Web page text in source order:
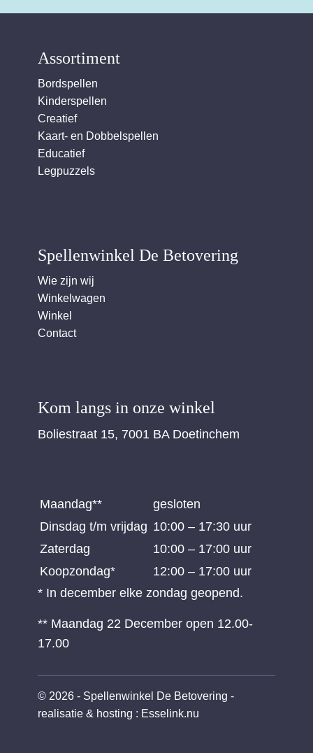
Assortiment
Bordspellen
Kinderspellen
Creatief
Kaart- en Dobbelspellen
Educatief
Legpuzzels
Spellenwinkel De Betover​ing
Wie zijn wij
Winkelwagen
Winkel
Contact
Kom langs in onze winkel
Boliestraat 15, 7001 BA Doetinchem
Maandag**
gesloten
Dinsdag t/m vrijdag 10:00 – 17:30 uur
Zaterdag
10:00 – 17:00 uur
Koopzondag*
12:00 – 17:00 uur
* In december elke zondag geopend.
** Maandag 22 December open 12.00-
17.00
© 2026 - Spellenwinkel De Betovering -
realisatie & hosting : Esselink.nu